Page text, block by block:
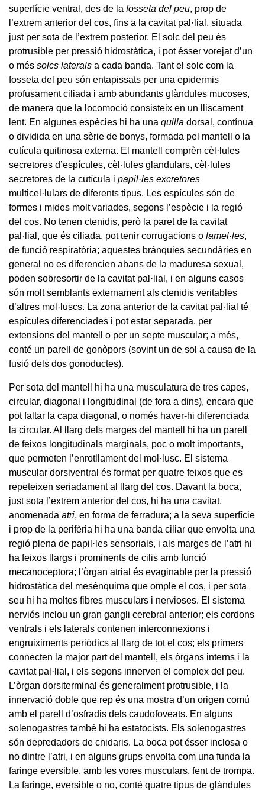
superfície ventral, des de la fosseta del peu, prop de
l’extrem anterior del cos, fins a la cavitat pal·lial, situada
just per sota de l’extrem posterior. El solc del peu és
protrusible per pressió hidrostàtica, i pot ésser vorejat d’un
o més solcs laterals a cada banda. Tant el solc com la
fosseta del peu són entapissats per una epidermis
profusament ciliada i amb abundants glàndules mucoses,
de manera que la locomoció consisteix en un lliscament
lent. En algunes espècies hi ha una quilla dorsal, contínua
o dividida en una sèrie de bonys, formada pel mantell o la
cutícula quitinosa externa. El mantell comprèn cèl·lules
secretores d’espícules, cèl·lules glandulars, cèl·lules
secretores de la cutícula i papil·les excretores
multicel·lulars de diferents tipus. Les espícules són de
formes i mides molt variades, segons l’espècie i la regió
del cos. No tenen ctenidis, però la paret de la cavitat
pal·lial, que és ciliada, pot tenir corrugacions o lamel·les,
de funció respiratòria; aquestes brànquies secundàries en
general no es diferencien abans de la maduresa sexual,
poden sobresortir de la cavitat pal·lial, i en alguns casos
són molt semblants externament als ctenidis veritables
d’altres mol·luscs. La zona anterior de la cavitat pal·lial té
espícules diferenciades i pot estar separada, per
extensions del mantell o per un septe muscular; a més,
conté un parell de gonòpors (sovint un de sol a causa de la
fusió dels dos gonoductes).
Per sota del mantell hi ha una musculatura de tres capes,
circular, diagonal i longitudinal (de fora a dins), encara que
pot faltar la capa diagonal, o només haver-hi diferenciada
la circular. Al llarg dels marges del mantell hi ha un parell
de feixos longitudinals marginals, poc o molt importants,
que permeten l’enrotllament del mol·lusc. El sistema
muscular dorsiventral és format per quatre feixos que es
repeteixen seriadament al llarg del cos. Davant la boca,
just sota l’extrem anterior del cos, hi ha una cavitat,
anomenada atri, en forma de ferradura; a la seva superfície
i prop de la perifèria hi ha una banda ciliar que envolta una
regió plena de papil·les sensorials, i als marges de l’atri hi
ha feixos llargs i prominents de cilis amb funció
mecanoceptora; l’òrgan atrial és evaginable per la pressió
hidrostàtica del mesènquima que omple el cos, i per sota
seu hi ha moltes fibres musculars i nervioses. El sistema
nerviós inclou un gran gangli cerebral anterior; els cordons
ventrals i els laterals contenen interconnexions i
engruiximents periòdics al llarg de tot el cos; els primers
connecten la major part del mantell, els òrgans interns i la
cavitat pal·lial, i els segons innerven el complex del peu.
L’òrgan dorsiterminal és generalment protrusible, i la
innervació doble que rep és una mostra d’un origen comú
amb el parell d’osfradis dels caudofoveats. En alguns
solenogastres també hi ha estatocists. Els solenogastres
són depredadors de cnidaris. La boca pot ésser inclosa o
no dintre l’atri, i en alguns grups envolta com una funda la
faringe eversible, amb les vores musculars, fent de trompa.
La faringe, eversible o no, conté quatre tipus de glàndules